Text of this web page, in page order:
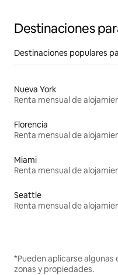
Destinaciones
Destinaciones populares
Nueva York
Florencia
Miami
Seattle
*Pueden aplicarse
zonas y propiedades.